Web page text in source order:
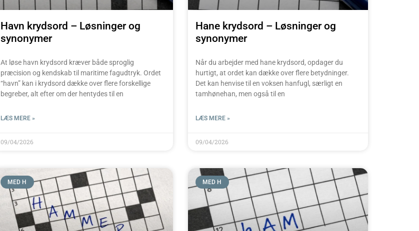
Havn krydsord – Løsninger og
synonymer
At løse havn krydsord kræver både sproglig
præcision og kendskab til maritime fagudtryk. Ordet
“havn” kan i krydsord dække over flere forskellige
begreber, alt efter om der hentydes til en
LÆS MERE »
09/04/2026
Hane krydsord – Løsninger og
synonymer
Når du arbejder med hane krydsord, opdager du
hurtigt, at ordet kan dække over flere betydninger.
Det kan henvise til en voksen hanfugl, særligt en
tamhønehan, men også til en
LÆS MERE »
09/04/2026
MED H MED H